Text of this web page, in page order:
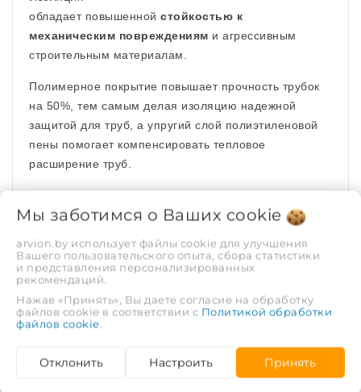
обладает повышенной стойкостью к
механическим повреждениям и агрессивным
строительным материалам.
Полимерное покрытие повышает прочность трубок
на 50%, тем самым делая изоляцию надежной
защитой для труб, а упругий слой полиэтиленовой
пены помогает компенсировать тепловое
расширение труб.
экструдирования пенополиэтиленовой трубки и
теплоизоляции и покрытия.
Основные технические
характеристики изоляции
Мы заботимся о Ваших cookie
arvion.by использует файлы cookie для улучшения
Вашего пользовательского опыта, сбора статистики
и представления персонализированных
рекомендаций.
Нажав «Принять», Вы даете согласие на обработку
файлов cookie в соответствии с Политикой обработки
файлов cookie.
Отклонить Настроить Принять